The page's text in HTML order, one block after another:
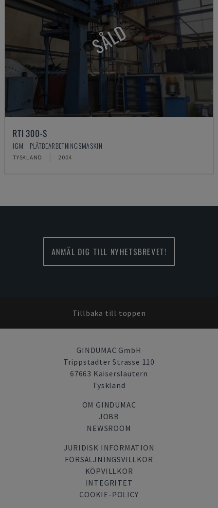
SÅLD
RTI 300-S
IGM - PLÅTBEARBETNINGSMASKIN
TYSKLAND 2004
ANMÄL DIG TILL NYHETSBREVET!
Tillbaka till toppen
GINDUMAC GmbH
Trippstadter Strasse 110
67663 Kaiserslautern
Tyskland
OM GINDUMAC
JOBB
NEWSROOM
JURIDISK INFORMATION
FÖRSÄLJNINGSVILLKOR
KÖPVILLKOR
INTEGRITET
COOKIE-POLICY